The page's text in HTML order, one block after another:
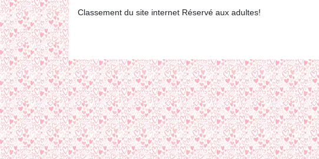
Classement du site internet Réservé aux adultes!